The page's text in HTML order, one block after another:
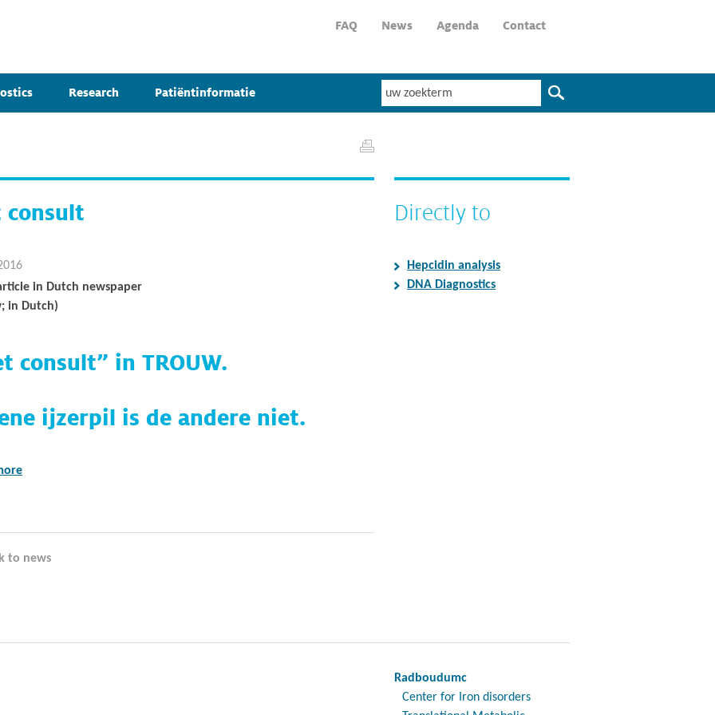
FAQ News Agenda Contact
Research Patiëntinformatie
consult
in Dutch newspaper
in Dutch)
consult” in TROUW.
ijzerpil is de andere niet.
to news
Directly to
Hepcidin analysis
DNA Diagnostics
Radboudumc
Center for Iron disorders